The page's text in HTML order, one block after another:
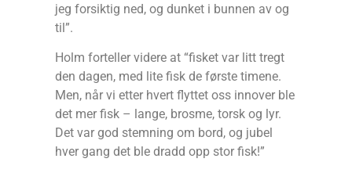
jeg forsiktig ned, og dunket i bunnen av og
til”.
Holm forteller videre at “fisket var litt tregt
den dagen, med lite fisk de første timene.
Men, når vi etter hvert flyttet oss innover ble
det mer fisk – lange, brosme, torsk og lyr.
Det var god stemning om bord, og jubel
hver gang det ble dradd opp stor fisk!”